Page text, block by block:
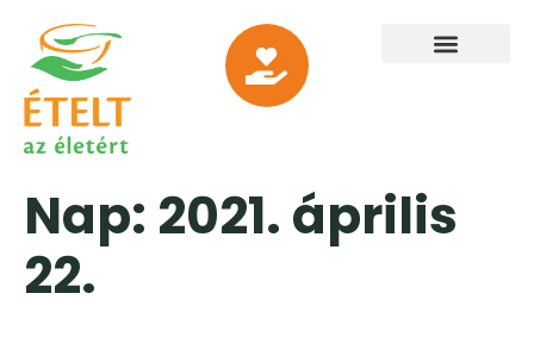
Nap: 2021. április
22.